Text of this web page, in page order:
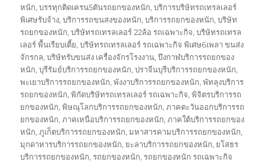
หนัก,บรรทุกติดเครน5ตันรถยกของหนัก,บริการบริษัทรถเทรลเลอร์
พิเศษรับจ้าง,บริการรถขนสงของหนัก,บริการรถยกของหนัก,บริษัท
รถยกของหนัก,บริษัทรถเทรลเลอร์ 22ล้อ รถเฉพาะกิจ,บริษัทรถเทรล
เลอร์ พื้นเรียบเตี้ย,บริษัทรถเทรลเลอร์ รถเฉพาะกิจ พิเศษ6เพลา ขนส่ง
จักรกล,บริษัทรับขนส่ง เครื่องจักรโรงงาน,บึงกาฬบริการรถยกของ
หนัก,บุรีรัมย์บริการรถยกของหนัก,ปราจีนบุรีบริการรถยกของหนัก,
พะเยาบริการรถยกของหนัก,พังงาบริการรถยกของหนัก,พัทลุงบริการ
รถยกของหนัก,พิกัดบริษัทรถเทรลเลอร์ รถเฉพาะกิจ,พิจิตรบริการรถ
ยกของหนัก,พิษณุโลกบริการรถยกของหนัก,ภาคตะวันออกบริการรถ
ยกของหนัก,ภาคเหนือบริการรถยกของหนัก,ภาคใต้บริการรถยกของ
หนัก,ภูเก็ตบริการรถยกของหนัก,มหาสารคามบริการรถยกของหนัก,
มุกดาหารบริการรถยกของหนัก, ยะลาบริการรถยกของหนัก, ยโสธร
บริการรถยกของหนัก,รถยกของหนัก,รถยกของหนัก รถเฉพาะกิจ